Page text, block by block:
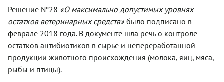
Решение №28 «О максимально допустимых уровнях
остатков ветеринарных средств» было подписано в
феврале 2018 года. В документе шла речь о контроле
остатков антибиотиков в сырье и непереработанной
продукции животного происхождения (молока, яиц, мяса,
рыбы и птицы).